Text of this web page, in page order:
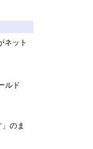
ネット
ルド
のま